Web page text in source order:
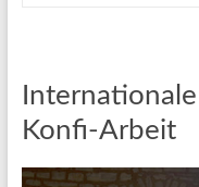
Konfi-Arbeit